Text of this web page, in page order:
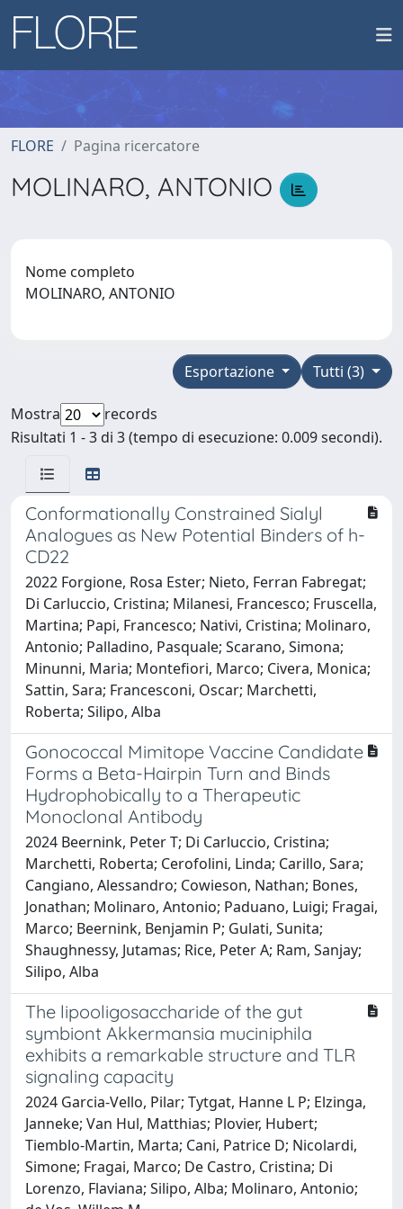
FLORE Pagina ricercatore
MOLINARO, ANTONIO
Nome completo
MOLINARO, ANTONIO
Tutti (3)
Esportazione
Mostra
records
Risultati 1 - 3 di 3 (tempo di esecuzione: 0.009 secondi).
Conformationally Constrained Sialyl
Analogues as New Potential Binders of h-
CD22
2022 Forgione, Rosa Ester; Nieto, Ferran Fabregat;
Di Carluccio, Cristina; Milanesi, Francesco; Fruscella,
Martina; Papi, Francesco; Nativi, Cristina; Molinaro,
Antonio; Palladino, Pasquale; Scarano, Simona;
Minunni, Maria; Montefiori, Marco; Civera, Monica;
Sattin, Sara; Francesconi, Oscar; Marchetti,
Roberta; Silipo, Alba
Gonococcal Mimitope Vaccine Candidate
Forms a Beta-Hairpin Turn and Binds
Hydrophobically to a Therapeutic
Monoclonal Antibody
2024 Beernink, Peter T; Di Carluccio, Cristina;
Marchetti, Roberta; Cerofolini, Linda; Carillo, Sara;
Cangiano, Alessandro; Cowieson, Nathan; Bones,
Jonathan; Molinaro, Antonio; Paduano, Luigi; Fragai,
Marco; Beernink, Benjamin P; Gulati, Sunita;
Shaughnessy, Jutamas; Rice, Peter A; Ram, Sanjay;
Silipo, Alba
The lipooligosaccharide of the gut
symbiont Akkermansia muciniphila
exhibits a remarkable structure and TLR
signaling capacity
2024 Garcia-Vello, Pilar; Tytgat, Hanne L P; Elzinga,
Janneke; Van Hul, Matthias; Plovier, Hubert;
Tiemblo-Martin, Marta; Cani, Patrice D; Nicolardi,
Simone; Fragai, Marco; De Castro, Cristina; Di
Lorenzo, Flaviana; Silipo, Alba; Molinaro, Antonio;